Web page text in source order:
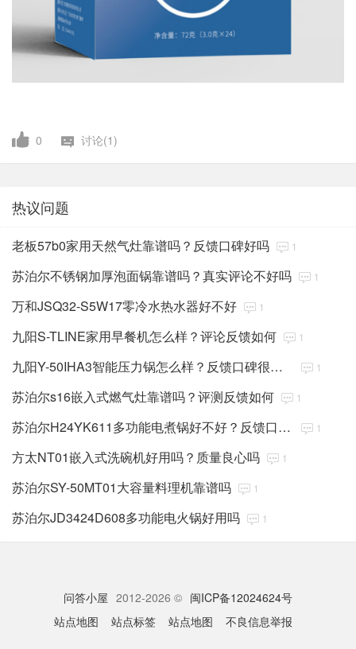
0 讨论(1)
热议问题
老板57b0家用天然气灶靠谱吗？反馈口碑好吗 1
苏泊尔不锈钢加厚泡面锅靠谱吗？真实评论不好吗 1
万和JSQ32-S5W17零冷水热水器好不好 1
九阳S-TLINE家用早餐机怎么样？评论反馈如何 1
九阳Y-50IHA3智能压力锅怎么样？反馈口碑很好吗 1
苏泊尔s16嵌入式燃气灶靠谱吗？评测反馈如何 1
苏泊尔H24YK611多功能电煮锅好不好？反馈口碑很好吗 1
方太NT01嵌入式洗碗机好用吗？质量良心吗 1
苏泊尔SY-50MT01大容量料理机靠谱吗 1
苏泊尔JD3424D608多功能电火锅好用吗 1
问答小屋 2012-2026 © 闽ICP备12024624号
站点地图
站点标签 站点地图 不良信息举报